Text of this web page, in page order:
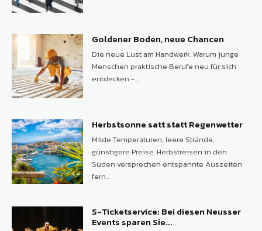
Goldener Boden, neue Chancen
Die neue Lust am Handwerk: Warum junge
Menschen praktische Berufe neu für sich
entdecken –...
Herbstsonne satt statt Regenwetter
Milde Temperaturen, leere Strände,
günstigere Preise. Herbstreisen in den
Süden versprechen entspannte Auszeiten
fern...
S-Ticketservice: Bei diesen Neusser
Events sparen Sie...